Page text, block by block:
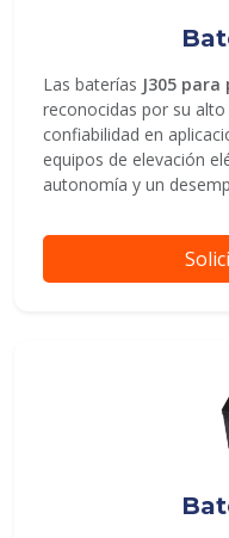
Las baterías J305
reconocidas por su
confiabilidad en
equipos de elevación
autonomía y un